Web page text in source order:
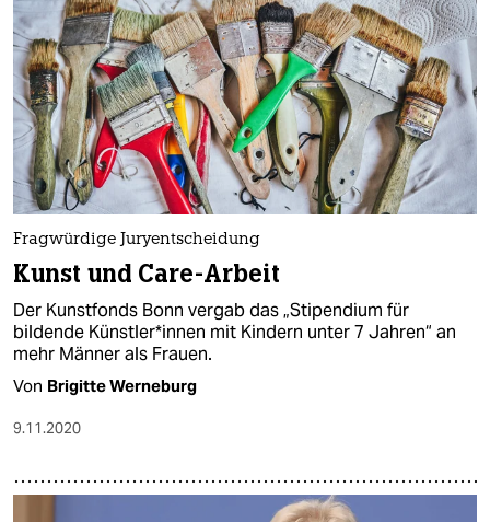
Fragwürdige Juryentscheidung
Kunst und Care-Arbeit
Der Kunstfonds Bonn vergab das „Stipendium für
bildende Künstler*innen mit Kindern unter 7 Jahren“ an
mehr Männer als Frauen.
Von Brigitte Werneburg
9.11.2020